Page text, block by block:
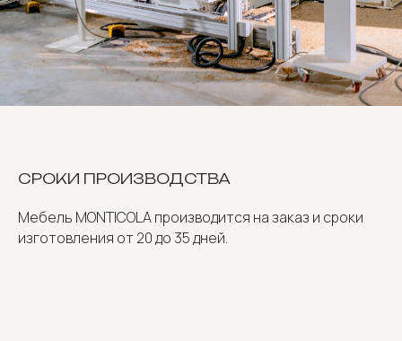
СРОКИ ПРОИЗВОДСТВА
Мебель MONTICOLA производится на заказ и сроки
изготовления от 20 до 35 дней.